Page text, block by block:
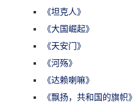
《坦克人》
《大国崛起》
《天安门》
《河殇》
《达赖喇嘛》
《飘扬，共和国的旗帜》